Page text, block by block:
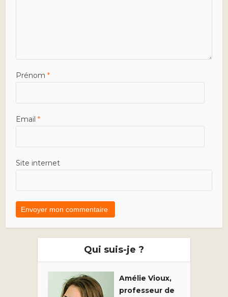
Prénom*
Email*
Site internet
Qui suis-je ?
Amélie Vioux,
professeur de